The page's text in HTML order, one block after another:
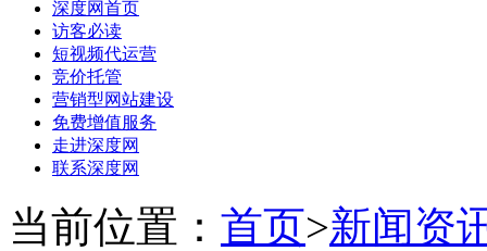
深度网首页
访客必读
短视频代运营
竞价托管
营销型网站建设
免费增值服务
走进深度网
联系深度网
当前位置： 首页>新闻资